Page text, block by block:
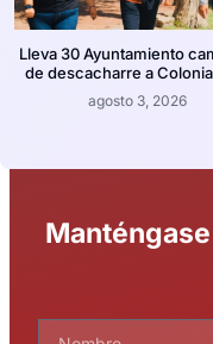
Lleva 30 Ayuntamiento
de descacharre a
agosto 3, 2026